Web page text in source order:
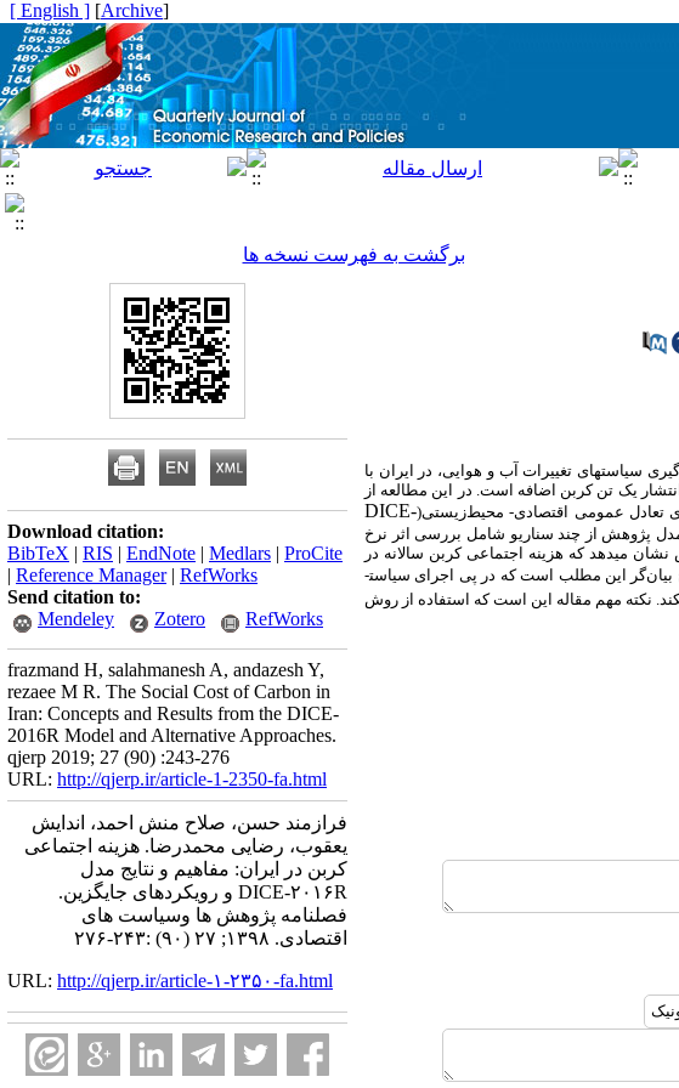
[
Archive
]
[ English ]
برگشت به فهرست نسخه ها
سیاست­های تغییرات آب و هوایی، در ایران با
اقتصادی ناشی از انتشار یک تن کربن اضافه است. در این مطالعه از
تعادل عمومی اقتصادی- محیط‌زیستی(DICE-
پژوهش از چند سناریو شامل بررسی اثر نرخ
می­دهد که هزینه اجتماعی کربن سالانه در
سال1400 است. همچنین نتایج بیان‌گر این مطلب است که در پی اجرای سیاست­
نکته مهم مقاله این است که استفاده از روش
Download citation:
BibTeX | RIS | EndNote | Medlars | ProCite
| Reference Manager| RefWorks
Send citation to:
Mendeley
Zotero RefWorks
frazmand H, salahmanesh A, andazesh Y,
rezaee M R. The Social Cost of Carbon in
Iran: Concepts and Results from the DICE-
2016R Model and Alternative Approaches.
qjerp 2019; 27 (90) :243-276
URL: http://qjerp.ir/article-1-2350-fa.html
فرازمند حسن، صلاح منش احمد، اندایش
یعقوب، رضایی محمدرضا. هزینه اجتماعی
کربن در ایران: مفاهیم و نتایج مدل
DICE-۲۰۱۶R و رویکردهای جایگزین.
فصلنامه پژوهش ها وسیاست های
اقتصادی. ۱۳۹۸; ۲۷ (۹۰) :۲۴۳-۲۷۶
URL: http://qjerp.ir/article-۱-۲۳۵۰-fa.html